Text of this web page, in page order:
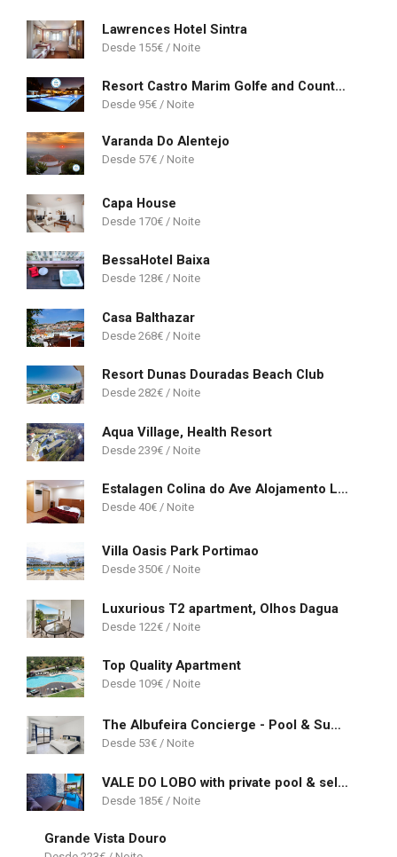
Lawrences Hotel Sintra
155€
Resort Castro Marim Golfe and Country Club
95€
Varanda Do Alentejo
57€
Capa House
170€
BessaHotel Baixa
128€
Casa Balthazar
268€
Resort Dunas Douradas Beach Club
282€
Aqua Village, Health Resort
239€
Estalagen Colina do Ave Alojamento Local
40€
Villa Oasis Park Portimao
350€
Luxurious T2 apartment, Olhos Dagua
122€
Top Quality Apartment
109€
The Albufeira Concierge - Pool & Sunset Balconies
53€
VALE DO LOBO with private pool & self check-in!
185€
Grande Vista Douro